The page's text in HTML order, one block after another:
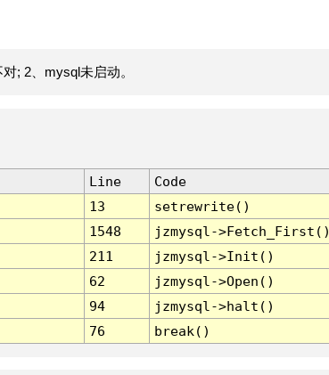
; 2、mysql未启动。
Line
Code
13
setrewrite()
1548
jzmysql-
211
jzmysql->Init()
62
jzmysql->Open()
94
jzmysql->halt()
76 break()